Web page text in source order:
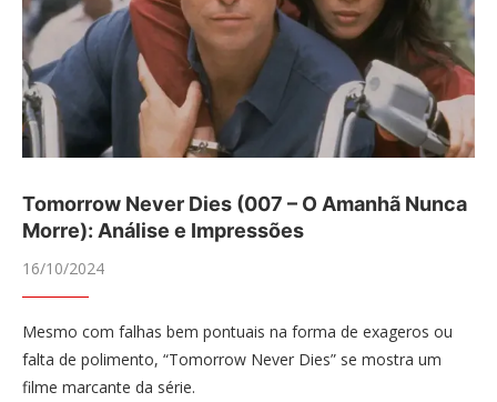
Tomorrow Never Dies (007 – O Amanhã Nunca
Morre): Análise e Impressões
16/10/2024
Mesmo com falhas bem pontuais na forma de exageros ou
falta de polimento, “Tomorrow Never Dies” se mostra um
filme marcante da série.